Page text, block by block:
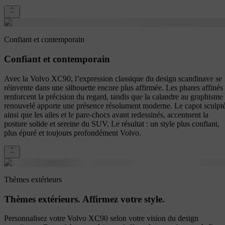
Confiant et contemporain
Confiant et contemporain
Avec la Volvo XC90, l’expression classique du design scandinave se
réinvente dans une silhouette encore plus affirmée. Les phares affinés
renforcent la précision du regard, tandis que la calandre au graphisme
renouvelé apporte une présence résolument moderne. Le capot
ainsi que les ailes et le pare-chocs avant redessinés, accentuent la
posture solide et sereine du SUV. Le résultat : un style plus confiant,
plus épuré et toujours profondément Volvo.
Thèmes extérieurs
Thèmes extérieurs. Affirmez votre style.
Personnalisez votre Volvo XC90 selon votre vision du design